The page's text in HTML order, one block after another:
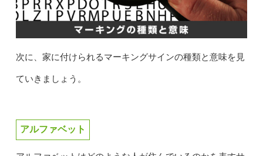
次に、家に付けられるマーキングサインの種類と意味を見
ていきましょう。
アルファベット